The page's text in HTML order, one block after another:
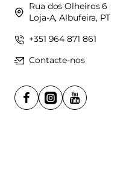
Rua dos Olheiros 6
Loja-A, Albufeira, PT
+351 964 871 861
Contacte-nos